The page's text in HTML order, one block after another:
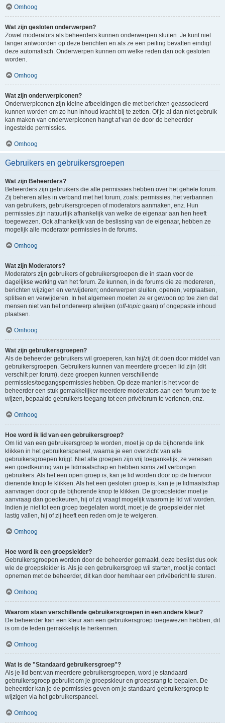
Omhoog
Wat zijn gesloten onderwerpen?
Zowel moderators als beheerders kunnen onderwerpen sluiten. Je kunt niet
langer antwoorden op deze berichten en als ze een peiling bevatten eindigt
deze automatisch. Onderwerpen kunnen om welke reden dan ook gesloten
worden.
Omhoog
Wat zijn onderwerpiconen?
Onderwerpiconen zijn kleine afbeeldingen die met berichten geassocieerd
kunnen worden om zo hun inhoud kracht bij te zetten. Of je al dan niet gebruik
kan maken van onderwerpiconen hangt af van de door de beheerder
ingestelde permissies.
Omhoog
Gebruikers en gebruikersgroepen
Wat zijn Beheerders?
Beheerders zijn gebruikers die alle permissies hebben over het gehele forum.
Zij beheren alles in verband met het forum, zoals: permissies, het verbannen
van gebruikers, gebruikersgroepen of moderators aanmaken, enz. Hun
permissies zijn natuurlijk afhankelijk van welke de eigenaar aan hen heeft
toegewezen. Ook afhankelijk van de beslissing van de eigenaar, hebben ze
mogelijk alle moderator permissies in de forums.
Omhoog
Wat zijn Moderators?
Moderators zijn gebruikers of gebruikersgroepen die in staan voor de
dagelijkse werking van het forum. Ze kunnen, in de forums die ze modereren,
berichten wijzigen en verwijderen; onderwerpen sluiten, openen, verplaatsen,
splitsen en verwijderen. In het algemeen moeten ze er gewoon op toe zien dat
mensen niet van het onderwerp afwijken (off-topic gaan) of ongepaste inhoud
plaatsen.
Omhoog
Wat zijn gebruikersgroepen?
Als de beheerder gebruikers wil groeperen, kan hij/zij dit doen door middel van
gebruikersgroepen. Gebruikers kunnen van meerdere groepen lid zijn (dit
verschilt per forum), deze groepen kunnen verschillende
permissies/toegangspermissies hebben. Op deze manier is het voor de
beheerder een stuk gemakkelijker meerdere moderators aan een forum toe te
wijzen, bepaalde gebruikers toegang tot een privéforum te verlenen, enz.
Omhoog
Hoe word ik lid van een gebruikersgroep?
Om lid van een gebruikersgroep te worden, moet je op de bijhorende link
klikken in het gebruikerspaneel, waarna je een overzicht van alle
gebruikersgroepen krijgt. Niet alle groepen zijn vrij toegankelijk, ze vereisen
een goedkeuring van je lidmaatschap en hebben soms zelf verborgen
gebruikers. Als het een open groep is, kan je lid worden door op de hiervoor
dienende knop te klikken. Als het een gesloten groep is, kan je je lidmaatschap
aanvragen door op de bijhorende knop te klikken. De groepsleider moet je
aanvraag dan goedkeuren, hij of zij vraagt mogelijk waarom je lid wil worden.
Indien je niet tot een groep toegelaten wordt, moet je de groepsleider niet
lastig vallen, hij of zij heeft een reden om je te weigeren.
Omhoog
Hoe word ik een groepsleider?
Gebruikersgroepen worden door de beheerder gemaakt, deze beslist dus ook
wie de groepsleider is. Als je een gebruikersgroep wil starten, moet je contact
opnemen met de beheerder, dit kan door hem/haar een privébericht te sturen.
Omhoog
Waarom staan verschillende gebruikersgroepen in een andere kleur?
De beheerder kan een kleur aan een gebruikersgroep toegewezen hebben, dit
is om de leden gemakkelijk te herkennen.
Omhoog
Wat is de "Standaard gebruikersgroep"?
Als je lid bent van meerdere gebruikersgroepen, word je standaard
gebruikersgroep gebruikt om je groepskleur en groepsrang te bepalen. De
beheerder kan je de permissies geven om je standaard gebruikersgroep te
wijzigen via het gebruikerspaneel.
Omhoog